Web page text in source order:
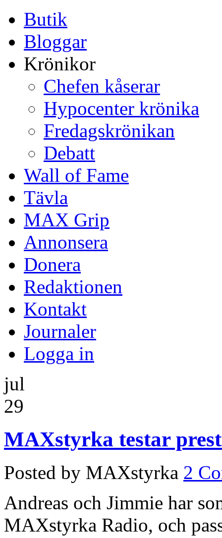
Butik
Bloggar
Krönikor
Chefen kåserar
Hypocenter krönika
Fredagskrönikan
Debatt
Wall of Fame
Tävla
MAX Grip
Annonsera
Donera
Redaktionen
Kontakt
Journaler
Logga in
jul
29
MAXstyrka testar
Posted by MAXstyrka 2
Andreas och Jimmie har
MAXstyrka Radio, och